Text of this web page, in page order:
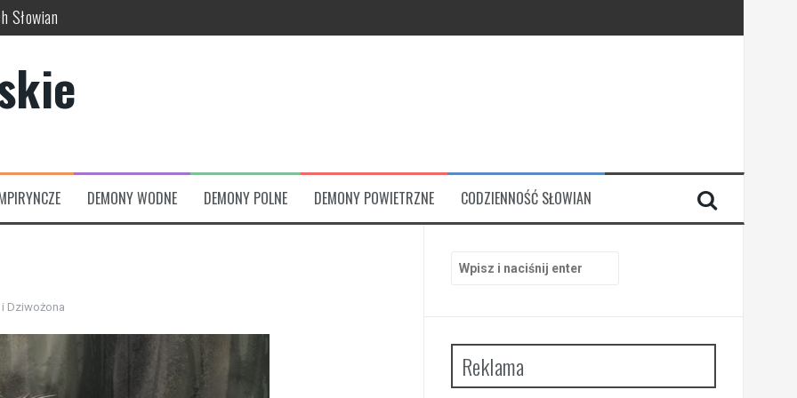
Słowian
świata
w dawnej kulturze
DEMONY WODNE DEMONY POLNE DEMONY POWIETRZNE CODZIENNOŚĆ SŁOWIAN
Dziwożona
Reklama